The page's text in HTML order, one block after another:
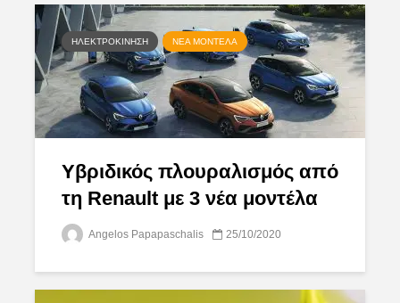
ΗΛΕΚΤΡΟΚΊΝΗΣΗ ΝΈΑ ΜΟΝΤΈΛΑ
Υβριδικός πλουραλισμός από
τη Renault με 3 νέα μοντέλα
Angelos Papapaschalis 25/10/2020